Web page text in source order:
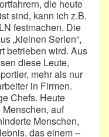
die heute
sind, kann ich z.B.
festmachen. Die
„kleinen Serien“,
betrieben wird. Aus
diese Leute,
mehr als nur
in Firmen.
Chefs. Heute
auf
Menschen,
das einem –